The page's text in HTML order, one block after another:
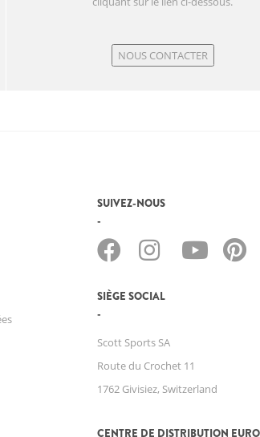
NOUS CONTACTER
SUIVEZ-NOUS
SIÈGE SOCIAL
Scott Sports SA
Route du Crochet 11
1762 Givisiez, Switzerland
CENTRE DE DISTRIBUTION